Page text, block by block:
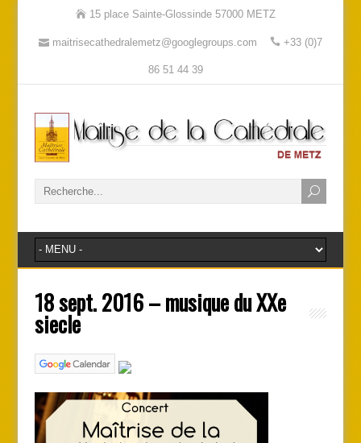
15 place Sainte-Glossinde 57000 METZ
maitrisecathedralemetz@googlegroups.com +33 (0)7
86 51 44 39
18 sept. 2016 – musique du XXe
siecle